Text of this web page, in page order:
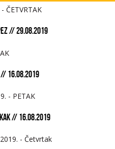
// 29.08.2019
// 16.08.2019
// 16.08.2019